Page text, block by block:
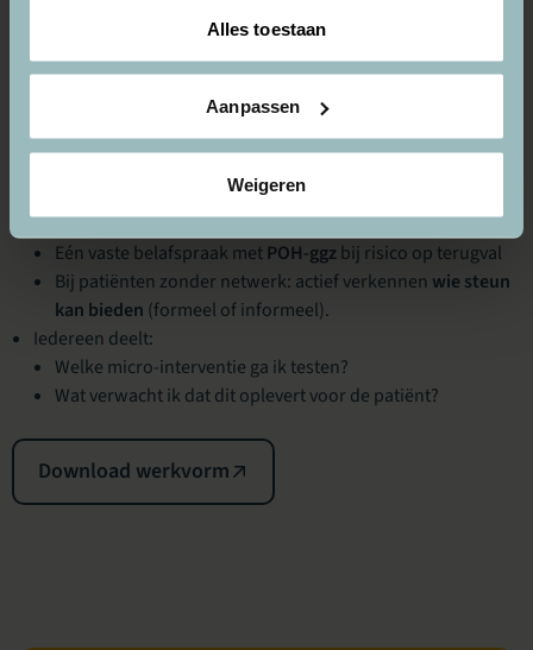
Alles toestaan
Aanpassen
Weigeren
zoals:
Bij afronding standaard een warme overdracht naar
huisarts.
Bij signalen van terugval: vast afstemmoment met naasten
of contactmoment met sociaal domein.
Eén vaste belafspraak metPOH-ggzbij risico op terugval
Bij patiënten zonder netwerk: actief verkennen wie steun
kan bieden (formeel of informeel).
Iedereen deelt:
Welke micro-interventie ga ik testen?
Wat verwacht ik dat dit oplevert voor de patiënt?
Download werkvorm